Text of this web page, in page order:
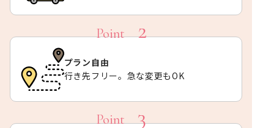
プラン自由
行き先フリー。急な変更もOK